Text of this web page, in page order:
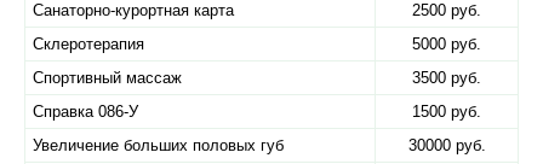
Санаторно-курортная карта
2500 руб.
Склеротерапия
5000 руб.
Спортивный массаж
3500 руб.
Справка 086-У
1500 руб.
Увеличение больших половых губ
30000 руб.